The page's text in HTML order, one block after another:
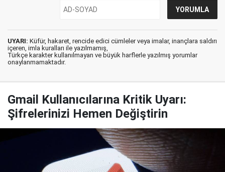
UYARI: Küfür, hakaret, rencide edici cümleler veya imalar, inançlara saldırı
içeren, imla kuralları ile yazılmamış,
Türkçe karakter kullanılmayan ve büyük harflerle yazılmış yorumlar
onaylanmamaktadır.
Gmail Kullanıcılarına Kritik Uyarı:
Şifrelerinizi Hemen Değiştirin